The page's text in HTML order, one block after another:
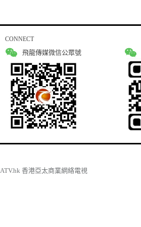
CONNECT
飛龍傳媒微信公眾號
ATV.hk 香港亞太商業網絡電視